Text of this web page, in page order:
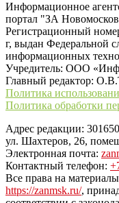
Информационное
портал "ЗА
Регистрационный
г, выдан Федеральной
информационных
Учредитель: ООО
Главный редактор:
Политика
Политика обработки
Адрес редакции:
ул. Шахтеров, 26,
Электронная почта:
Контактный телефон:
Все права на
https://zanmsk.ru/,